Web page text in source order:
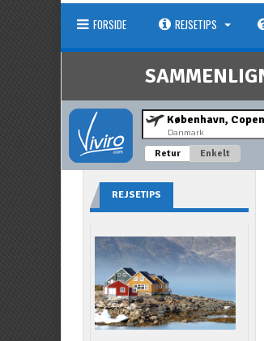
FORSIDE REJSETIPS
Danmark
Retur Enkelt
REJSETIPS